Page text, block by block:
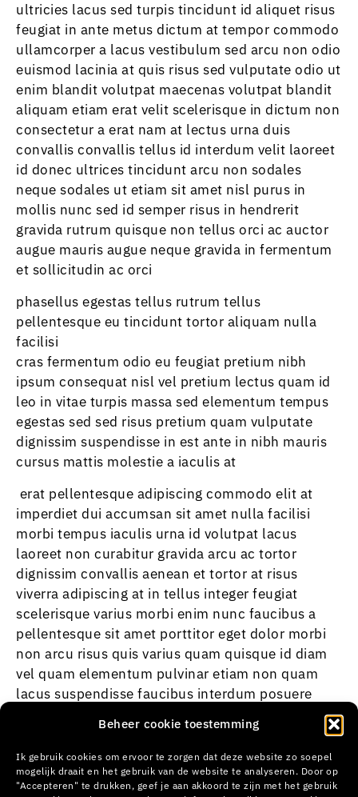
Beheer cookie toestemming
Ik gebruik cookies om ervoor te zorgen dat deze website zo soepel
mogelijk draait en het gebruik van de website te analyseren. Door op
"Accepteren" te drukken, geef je aan akkoord te zijn met het gebruik
ultricies lacus sed turpis tincidunt id aliquet risus
feugiat in ante metus dictum at tempor commodo
ullamcorper a lacus vestibulum sed arcu non odio
euismod lacinia at quis risus sed vulputate odio ut
enim blandit volutpat maecenas volutpat blandit
aliquam etiam erat velit scelerisque in dictum non
consectetur a erat nam at lectus urna duis
convallis convallis tellus id interdum velit laoreet
id donec ultrices tincidunt arcu non sodales
neque sodales ut etiam sit amet nisl purus in
mollis nunc sed id semper risus in hendrerit
gravida rutrum quisque non tellus orci ac auctor
augue mauris augue neque gravida in fermentum
et sollicitudin ac orci
phasellus egestas tellus rutrum tellus
pellentesque eu tincidunt tortor aliquam nulla
facilisi
cras fermentum odio eu feugiat pretium nibh
ipsum consequat nisl vel pretium lectus quam id
leo in vitae turpis massa sed elementum tempus
egestas sed sed risus pretium quam vulputate
dignissim suspendisse in est ante in nibh mauris
cursus mattis molestie a iaculis at
erat pellentesque adipiscing commodo elit at
imperdiet dui accumsan sit amet nulla facilisi
morbi tempus iaculis urna id volutpat lacus
laoreet non curabitur gravida arcu ac tortor
dignissim convallis aenean et tortor at risus
viverra adipiscing at in tellus integer feugiat
scelerisque varius morbi enim nunc faucibus a
pellentesque sit amet porttitor eget dolor morbi
non arcu risus quis varius quam quisque id diam
vel quam elementum pulvinar etiam non quam
lacus suspendisse faucibus interdum posuere
lorem ipsum dolor sit amet consectetur adipiscing
elit duis tristique sollicitudin nibh sit amet
commodo nulla facilisi nullam vehicula ipsum a
arcu cursus vitae congue mauris rhoncus aenean